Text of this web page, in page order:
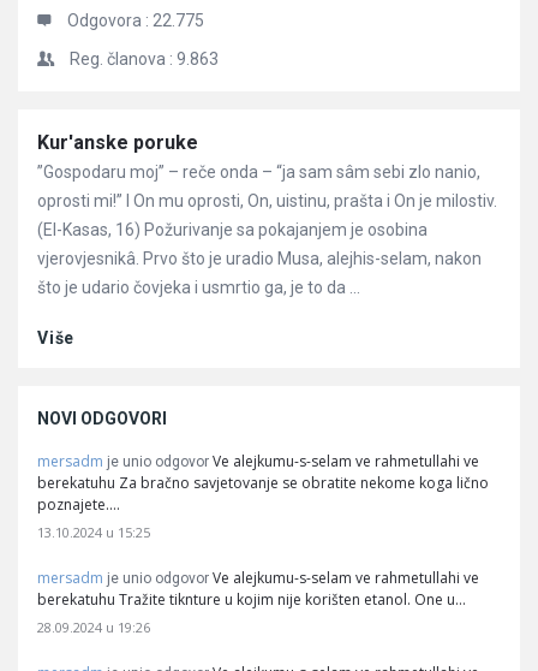
Odgovora : 22.775
Reg. članova : 9.863
Članci
Kur'anske poruke
”Gospodaru moj” – reče onda – “ja sam sâm sebi zlo nanio,
oprosti mi!” I On mu oprosti, On, uistinu, prašta i On je milostiv.
(El-Kasas, 16) Požurivanje sa pokajanjem je osobina
vjerovjesnikâ. Prvo što je uradio Musa, alejhis-selam, nakon
što je udario čovjeka i usmrtio ga, je to da ...
Više
NOVI ODGOVORI
mersadm je unio odgovor Ve alejkumu-s-selam ve rahmetullahi ve
berekatuhu Za bračno savjetovanje se obratite nekome koga lično
poznajete.…
13.10.2024 u 15:25
mersadm je unio odgovor Ve alejkumu-s-selam ve rahmetullahi ve
berekatuhu Tražite tiknture u kojim nije korišten etanol. One u…
28.09.2024 u 19:26